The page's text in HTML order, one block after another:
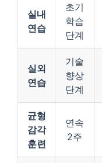
실내
연습
초기
학습
단계
실외
연습
기술
향상
단계
균형
감각
훈련
연속
2주